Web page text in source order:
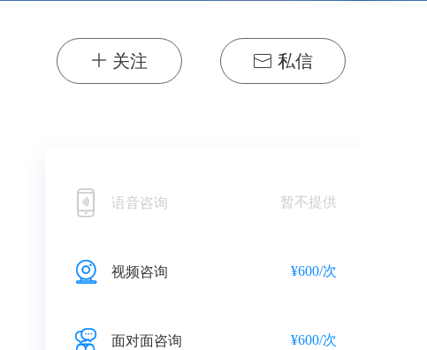
关注 私信
语音咨询 暂不提供
视频咨询 ¥600/次
面对面咨询 ¥600/次